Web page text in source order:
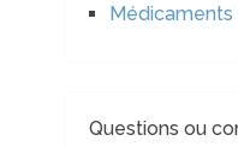
Questions ou